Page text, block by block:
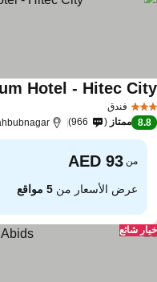
فندق
Hotel - Hitec
8.8 ممتاز 966
من
عرض الأسعار من5 مواقع
شائع